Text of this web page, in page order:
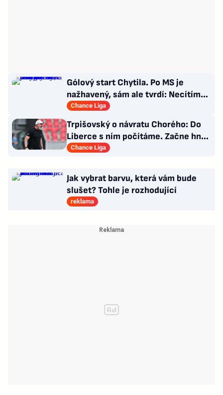
Gólový start Chytila. Po MS je
nažhavený, sám ale tvrdí: Necítím
se jako jednička
Chance Liga
Trpišovský o návratu Chorého: Do
Liberce s ním počítáme. Začne hned
od začátku?
Chance Liga
Jak vybrat barvu, která vám bude
slušet? Tohle je rozhodující
reklama